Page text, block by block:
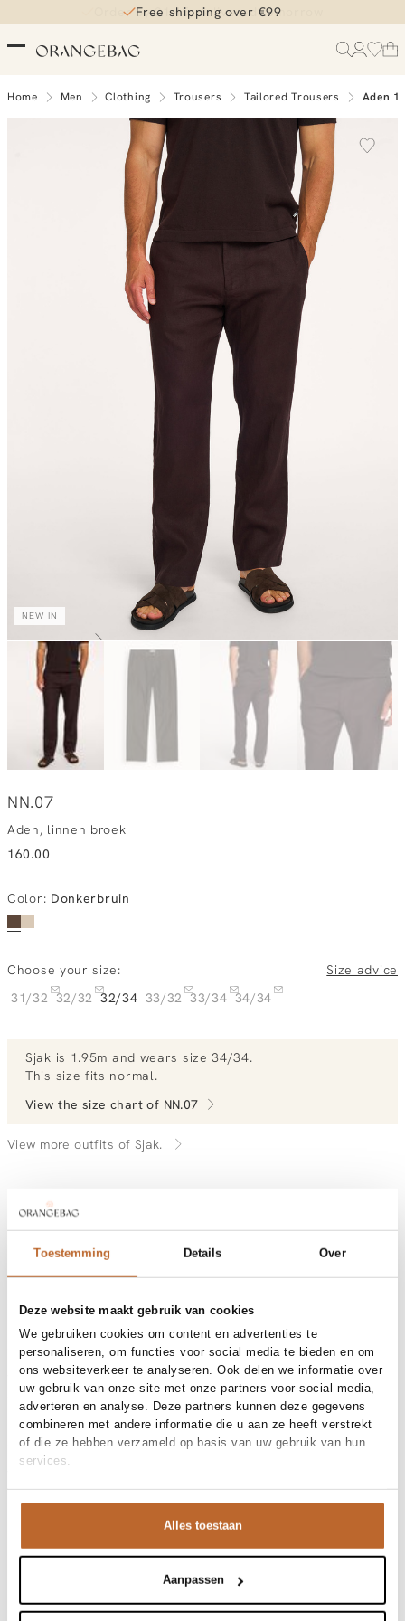
Toestemming Details Over
Deze website maakt gebruik van cookies
We gebruiken cookies om content en advertenties te
personaliseren, om functies voor social media te bieden en om
ons websiteverkeer te analyseren. Ook delen we informatie over
uw gebruik van onze site met onze partners voor social media,
adverteren en analyse. Deze partners kunnen deze gegevens
combineren met andere informatie die u aan ze heeft verstrekt
of die ze hebben verzameld op basis van uw gebruik van hun
services.
Alles toestaan
Aanpassen
Order by 21:45, delivered tomorrow
Free shipping over €99
Home Men Clothing Trousers Tailored Trousers Aden
NEW IN
NN.07
Aden, linnen broek
160.00
Color: Donkerbruin
Choose your size:
Size advice
31/32 32/32 32/34 33/32 33/34 34/34
Sjak is 1.95m and wears size 34/34.
This size fits normal .
View the size chart of NN.07
View more outfits of Sjak.
Order by, tuesday gratis delivered tomorrow
Free shipping over €99
30-day returns
Fabric
Fabric: 100% linen
Material
Linnen
Cleaning
30°C machine wash
Size and fit
Size advice
This size fits normal
Fit
Aansluitend
Size model
34/34
Product details
Brand
Product number brand
Variantnummer
578
Dusky Port
00006851
Knoopsluiting, Ritsluiting
Occasion
Bruiloft, Vakantie
Shipping and Returns
At Orangebag, you get free delivery on orders over €99. All
orders are sent with a track & trace code, so you can always
weekdays, your parcel will be dispatched today!
Questions or need help?
Do you have any questions about our products or need help
Shop the look
warme dagen. De pasvorm valt prachtig langs het been